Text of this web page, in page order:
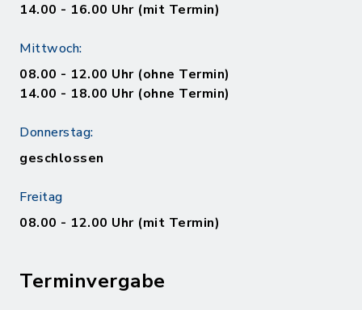
14.00 - 16.00 Uhr (mit Termin)
Mittwoch:
08.00 - 12.00 Uhr (ohne Termin)
14.00 - 18.00 Uhr (ohne Termin)
Donnerstag:
geschlossen
Freitag
08.00 - 12.00 Uhr (mit Termin)
Terminvergabe